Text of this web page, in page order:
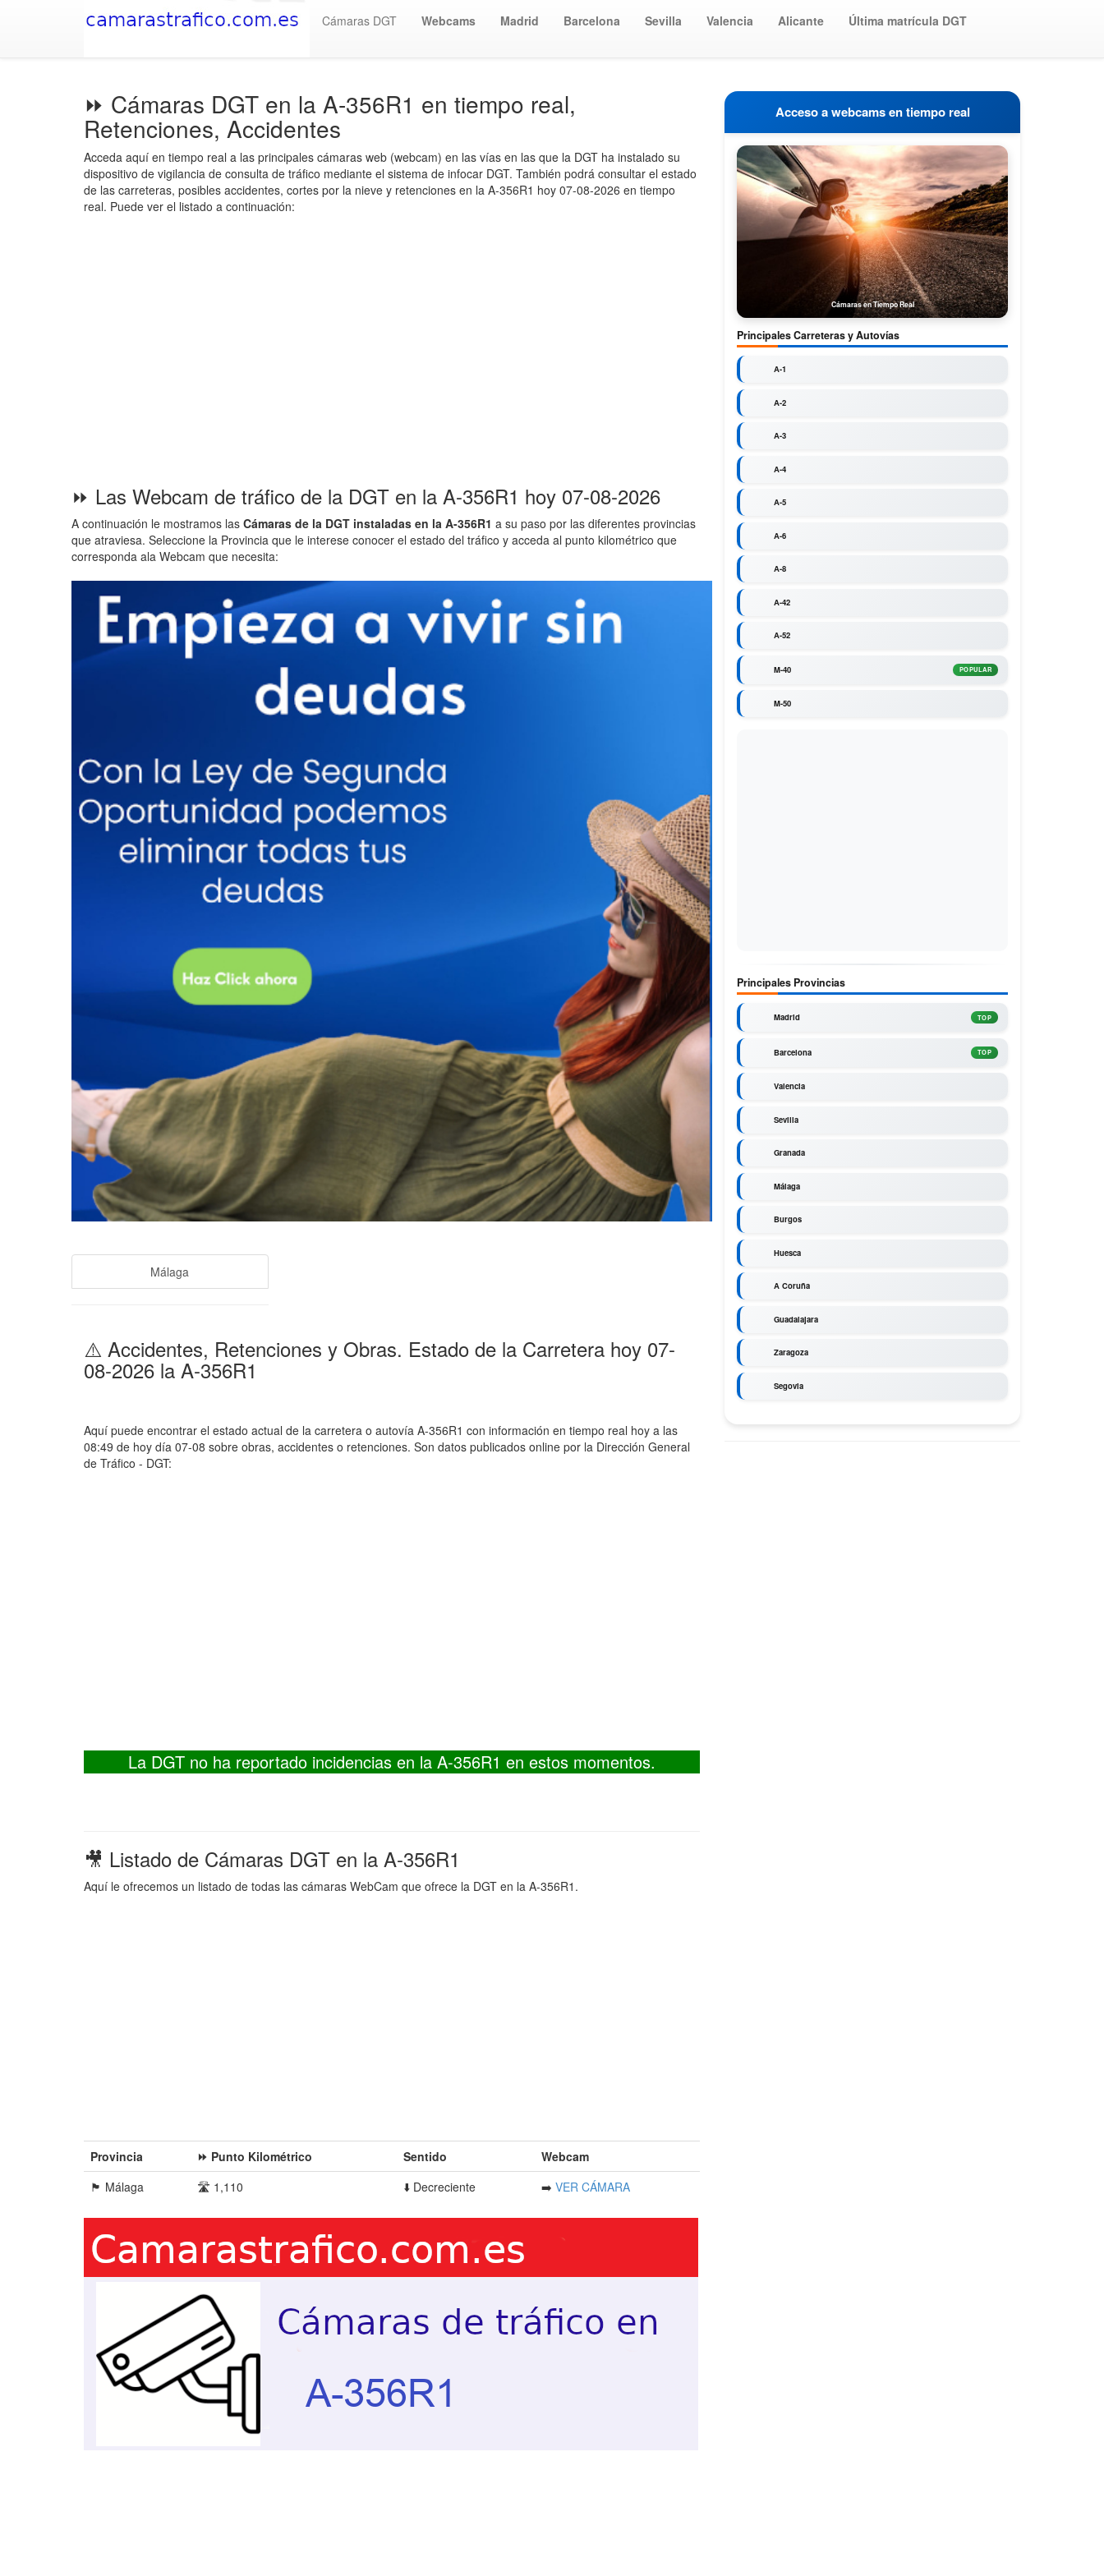
Cámaras DGT Webcams Madrid Barcelona Sevilla Valencia Alicante Última matrícula DGT
⏩ Cámaras DGT en la A-356R1 en tiempo real,
Retenciones, Accidentes
Acceda aquí en tiempo real a las principales cámaras web (webcam) en las vías en las que la DGT ha instalado su
dispositivo de vigilancia de consulta de tráfico mediante el sistema de infocar DGT. También podrá consultar el estado
de las carreteras, posibles accidentes, cortes por la nieve y retenciones en la A-356R1 hoy 07-08-2026 en tiempo
real. Puede ver el listado a continuación:
⏩ Las Webcam de tráfico de la DGT en la A-356R1 hoy 07-08-2026
A continuación le mostramos las Cámaras de la DGT instaladas en la A-356R1 a su paso por las diferentes provincias
que atraviesa. Seleccione la Provincia que le interese conocer el estado del tráfico y acceda al punto kilométrico que
corresponda ala Webcam que necesita:
Málaga
⚠️ Accidentes, Retenciones y Obras. Estado de la Carretera hoy 07-
08-2026 la A-356R1
Aquí puede encontrar el estado actual de la carretera o autovía A-356R1 con información en tiempo real hoy a las
08:49 de hoy día 07-08 sobre obras, accidentes o retenciones. Son datos publicados online por la Dirección General
de Tráfico - DGT:
La DGT no ha reportado incidencias en la A-356R1 en estos momentos.
🎥 Listado de Cámaras DGT en la A-356R1
Aquí le ofrecemos un listado de todas las cámaras WebCam que ofrece la DGT en la A-356R1.
Provincia󠁭󠁶󠁳󠁣󠁿 ⏩ Punto Kilométrico Sentido
Webcam
🏴󠁭󠁶󠁳󠁣󠁿 Málaga
🛣️ 1,110 ⬇️ Decreciente ➡️ VER CÁMARA
Acceso a webcams en tiempo real
Cámaras en Tiempo Real
Principales Carreteras y Autovías
A-1
A-2
A-3
A-4
A-5
A-6
A-8
A-42
A-52
M-40 POPULAR
M-50
Principales Provincias
Madrid TOP
Barcelona TOP
Valencia
Sevilla
Granada
Málaga
Burgos
Huesca
A Coruña
Guadalajara
Zaragoza
Segovia